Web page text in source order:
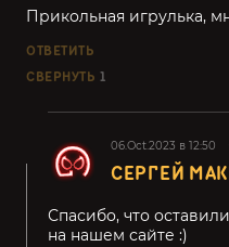
Прикольная игрулька,
ОТВЕТИТЬ
СВЕРНУТЬ 1
06.Oct.2023 в 12:50
СЕРГЕЙ
Спасибо, что
на нашем сайте :)